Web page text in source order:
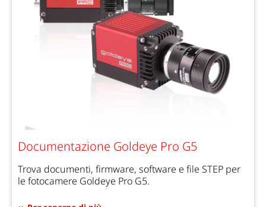
Documentazione Goldeye Pro G5
Trova documenti, firmware, software e file STEP per
le fotocamere Goldeye Pro G5.